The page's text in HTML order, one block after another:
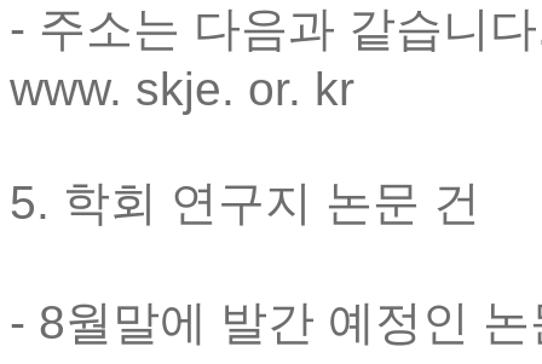
- 주소는 다음과 같습니
www. skje. or. kr
5. 학회 연구지 논문 건
- 8월말에 발간 예정인